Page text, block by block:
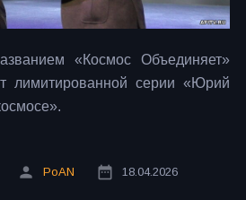
«Космос Объединяет»
лимитированной серии «Юрий
PoAN 18.04.2026